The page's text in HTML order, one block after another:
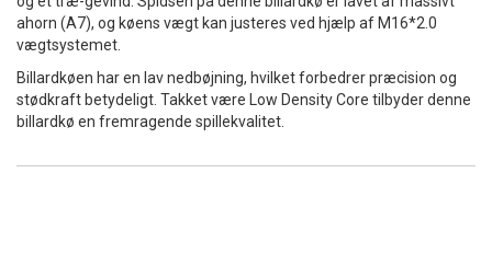
ahorn (A7), og køens vægt kan justeres ved hjælp af M16*2.0
vægtsystemet.
Billardkøen har en lav nedbøjning, hvilket forbedrer præcision og
stødkraft betydeligt. Takket være Low Density Core tilbyder denne
billardkø en fremragende spillekvalitet.